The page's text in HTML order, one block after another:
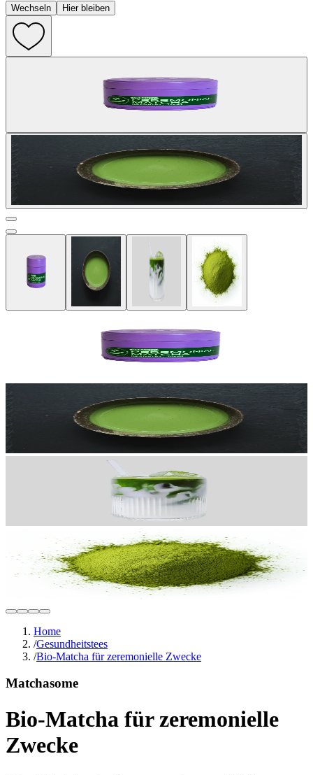
Wechseln Hier bleiben
Home
/Gesundheitstees
/Bio-Matcha für zeremonielle Zwecke
Matchasome
Bio-Matcha für zeremonielle
Zwecke